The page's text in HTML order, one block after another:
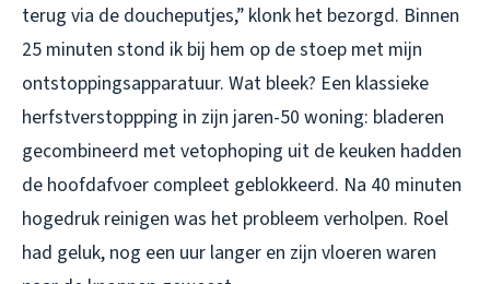
terug via de doucheputjes,” klonk het bezorgd. Binnen
25 minuten stond ik bij hem op de stoep met mijn
ontstoppingsapparatuur. Wat bleek? Een klassieke
herfstverstoppping in zijn jaren-50 woning: bladeren
gecombineerd met vetophoping uit de keuken hadden
de hoofdafvoer compleet geblokkeerd. Na 40 minuten
hogedruk reinigen was het probleem verholpen. Roel
had geluk, nog een uur langer en zijn vloeren waren